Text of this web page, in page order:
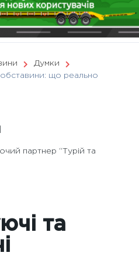
Думки
що реально
партнер “Турій та
та